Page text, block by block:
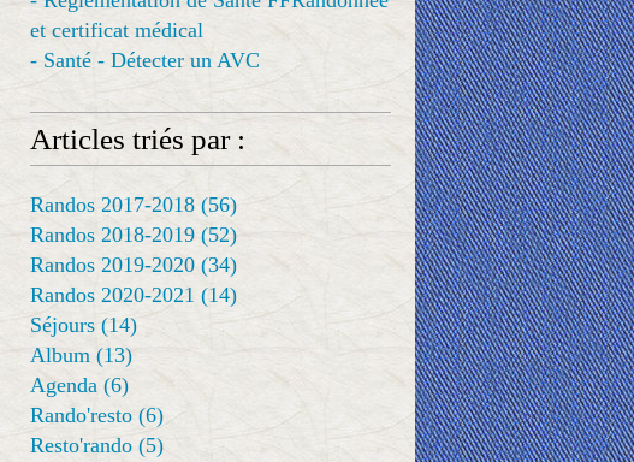
et certificat médical
- Santé - Détecter un AVC
Articles triés par :
Randos 2017-2018 (56)
Randos 2018-2019 (52)
Randos 2019-2020 (34)
Randos 2020-2021 (14)
Séjours (14)
Album (13)
Agenda (6)
Rando'resto (6)
Resto'rando (5)